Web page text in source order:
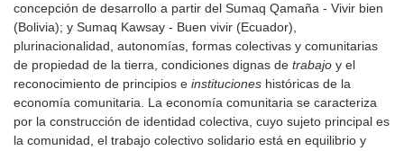
concepción de desarrollo a partir del Sumaq Qamaña - Vivir bien
(Bolivia); y Sumaq Kawsay - Buen vivir (Ecuador),
plurinacionalidad, autonomías, formas colectivas y comunitarias
de propiedad de la tierra, condiciones dignas de trabajo y el
reconocimiento de principios e instituciones históricas de la
economía comunitaria. La economía comunitaria se caracteriza
por la construcción de identidad colectiva, cuyo sujeto principal es
la comunidad, el trabajo colectivo solidario está en equilibrio y